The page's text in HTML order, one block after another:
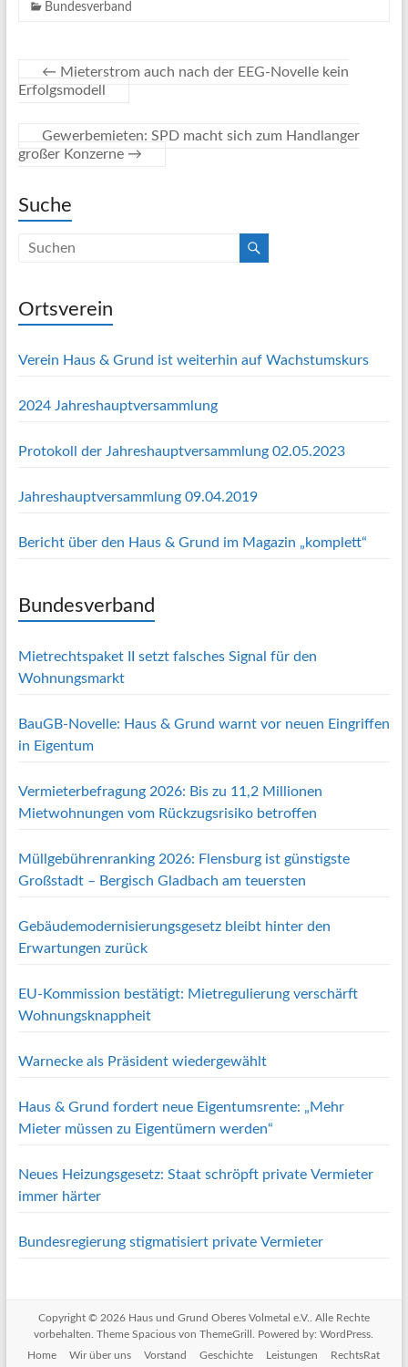
Bundesverband
← Mieterstrom auch nach der EEG-Novelle kein
Erfolgsmodell
Gewerbemieten: SPD macht sich zum Handlanger
großer Konzerne →
Suche
Ortsverein
Verein Haus & Grund ist weiterhin auf Wachstumskurs
2024 Jahreshauptversammlung
Protokoll der Jahreshauptversammlung 02.05.2023
Jahreshauptversammlung 09.04.2019
Bericht über den Haus & Grund im Magazin „komplett“
Bundesverband
Mietrechtspaket II setzt falsches Signal für den
Wohnungsmarkt
BauGB-Novelle: Haus & Grund warnt vor neuen Eingriffen
in Eigentum
Vermieterbefragung 2026: Bis zu 11,2 Millionen
Mietwohnungen vom Rückzugsrisiko betroffen
Müllgebührenranking 2026: Flensburg ist günstigste
Großstadt – Bergisch Gladbach am teuersten
Gebäudemodernisierungsgesetz bleibt hinter den
Erwartungen zurück
EU-Kommission bestätigt: Mietregulierung verschärft
Wohnungsknappheit
Warnecke als Präsident wiedergewählt
Haus & Grund fordert neue Eigentumsrente: „Mehr
Mieter müssen zu Eigentümern werden“
Neues Heizungsgesetz: Staat schröpft private Vermieter
immer härter
Bundesregierung stigmatisiert private Vermieter
Copyright © 2026 Haus und Grund Oberes Volmetal e.V.
. Alle Rechte
vorbehalten. ThemeSpacious von ThemeGrill. Powered by:WordPress
Home
Wir über uns Vorstand Geschichte Leistungen
RechtsRat